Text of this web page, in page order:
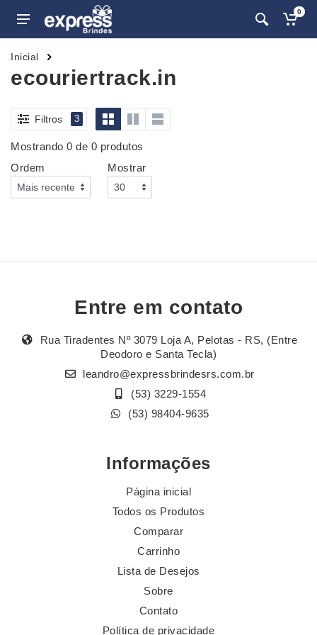
0
Inicial
ecouriertrack.in
Filtros 3
Mostrando 0 de 0 produtos
Ordem
Mostrar
Entre em contato
Rua Tiradentes Nº 3079 Loja A, Pelotas - RS, (Entre
Deodoro e Santa Tecla)
leandro@expressbrindesrs.com.br
(53) 3229-1554
(53) 98404-9635
Informações
Página inicial
Todos os Produtos
Comparar
Carrinho
Lista de Desejos
Sobre
Contato
Política de privacidade